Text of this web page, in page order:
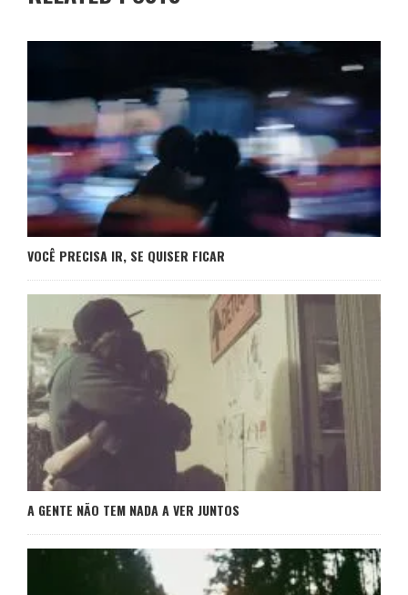
VOCÊ PRECISA IR, SE QUISER FICAR
A GENTE NÃO TEM NADA A VER JUNTOS